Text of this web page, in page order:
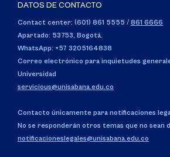
DATOS DE CONTACTO
Contact center: (601) 861 5555 / 861 6666
Apartado: 53753, Bogotá.
WhatsApp: +57 3205164838
Correo electrónico para inquietudes
Universidad
servicious@unisabana.edu.co
Contacto únicamente para notificaciones
No se responderán otros temas que no sean
notificacioneslegales@unisabana.edu.co